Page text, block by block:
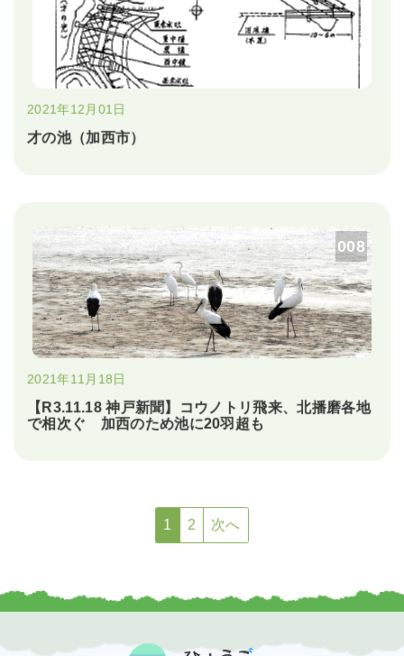
2021年12月01日
才の池（加西市）
008
2021年11月18日
【R3.11.18 神戸新聞】コウノトリ飛来、北播磨各地
で相次ぐ 加西のため池に20羽超も
1 2 次へ